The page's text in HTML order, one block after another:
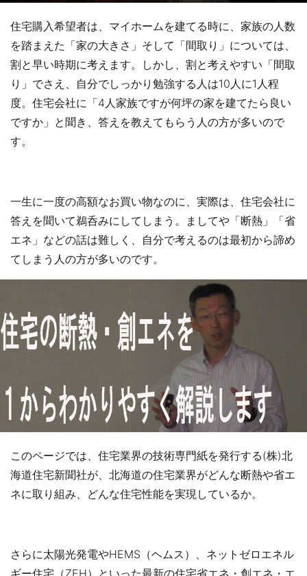
住宅購入希望者は、マイホームを建てる時に、家族の人数
を踏まえた「家の大きさ」そして「間取り」については、
割と早い時期に考えます。しかし、割と考えやすい「間取
り」でさえ、自分でしっかり勉強する人は10人に1人程
度。住宅会社に「4人家族ですが何坪の家を建てたら良い
ですか」と聞き、答えを教えてもらう人の方が多いので
す。
一生に一度の高額なお買い物なのに、実際は、住宅会社に
答えを聞いて鵜呑みにしてしまう。ましてや「断熱」「省
エネ」などの話は難しく、自分で考えるのは最初から諦め
てしまう人の方が多いのです。
このページでは、住宅業界の技術専門紙を発行する(株)北
海道住宅新聞社が、北海道の住宅業界がどんな断熱や省エ
ネに取り組み、どんな住宅性能を実現しているか。
さらに太陽光発電やHEMS（ヘムス）、ネットゼロエネル